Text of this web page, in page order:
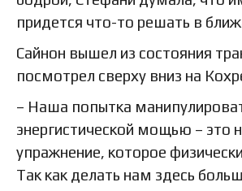
придется что-то решать в
Сайнон вышел из состояния
посмотрел сверху вниз на
– Наша попытка
энергистической мощью – это
упражнение, которое
Так как делать нам здесь